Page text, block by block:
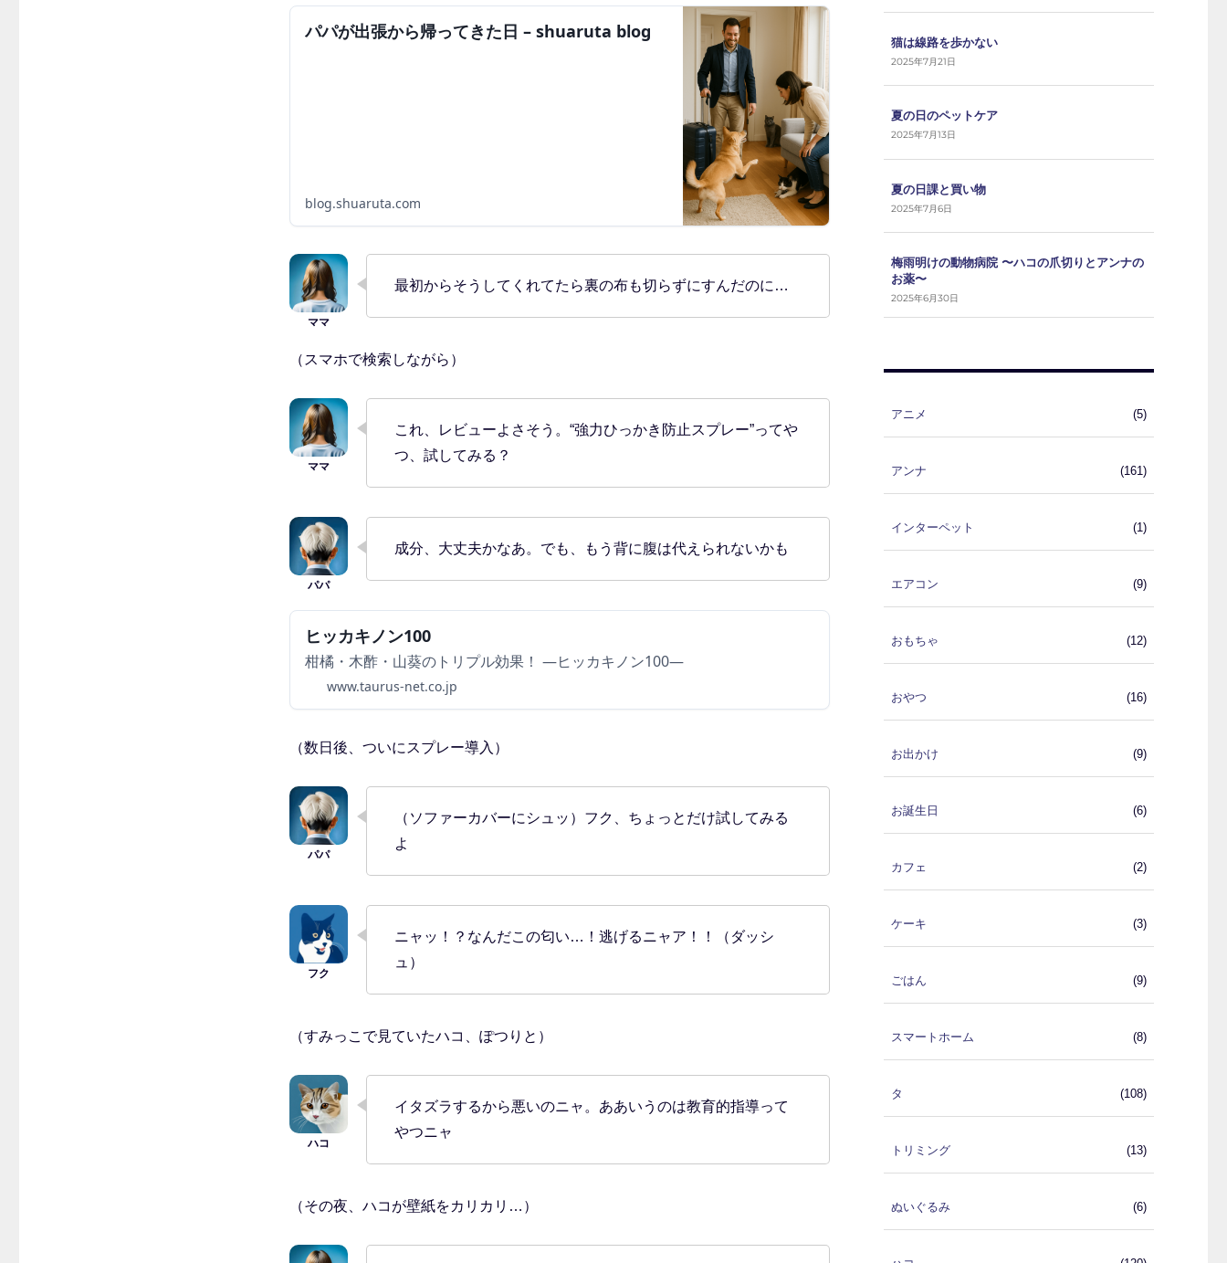
パパが出張から帰ってきた日 – shuaruta blog
blog.shuaruta.com
最初からそうしてくれてたら裏の布も切らずにすんだのに…
（スマホで検索しながら）
これ、レビューよさそう。“強力ひっかき防止スプレー”ってや
つ、試してみる？
成分、大丈夫かなあ。でも、もう背に腹は代えられないかも
ヒッカキノン100
柑橘・木酢・山葵のトリプル効果！ ―ヒッカキノン100―
www.taurus-net.co.jp
（数日後、ついにスプレー導入）
（ソファーカバーにシュッ）フク、ちょっとだけ試してみる
よ
ニャッ！？なんだこの匂い…！逃げるニャア！！（ダッシ
ュ）
（すみっこで見ていたハコ、ぽつりと）
イタズラするから悪いのニャ。ああいうのは教育的指導って
やつニャ
（その夜、ハコが壁紙をカリカリ…）
猫は線路を歩かない
2025年7月21日
夏の日のペットケア
2025年7月13日
夏の日課と買い物
2025年7月6日
梅雨明けの動物病院 〜ハコの爪切りとアンナの
お薬〜
2025年6月30日
アニメ (5)
アンナ (161)
インターペット (1)
エアコン (9)
おもちゃ (12)
おやつ (16)
お出かけ (9)
お誕生日 (6)
カフェ (2)
ケーキ (3)
ごはん (9)
スマートホーム (8)
タ (108)
トリミング (13)
ぬいぐるみ (6)